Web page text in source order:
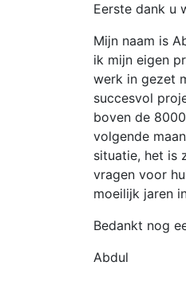
Eerste dank u
Mijn naam is
ik mijn eigen
werk in gezet
succesvol
boven de
volgende
situatie, het is
vragen voor
moeilijk jaren
Bedankt nog
Abdul